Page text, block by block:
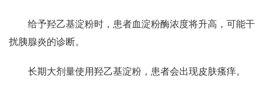
给予羟乙基淀粉时，患者血淀粉酶浓度将升高，可能干
扰胰腺炎的诊断。
长期大剂量使用羟乙基淀粉，患者会出现皮肤瘙痒。